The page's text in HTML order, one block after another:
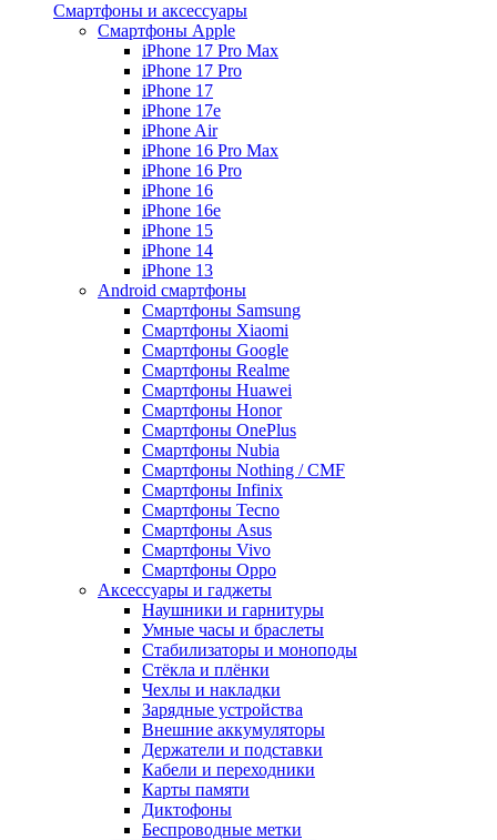
Смартфоны и аксессуары
Смартфоны Apple
iPhone 17 Pro Max
iPhone 17 Pro
iPhone 17
iPhone 17e
iPhone Air
iPhone 16 Pro Max
iPhone 16 Pro
iPhone 16
iPhone 16e
iPhone 15
iPhone 14
iPhone 13
Android cмартфоны
Смартфоны Samsung
Смартфоны Xiaomi
Смартфоны Google
Смартфоны Realme
Смартфоны Huawei
Смартфоны Honor
Смартфоны OnePlus
Смартфоны Nubia
Смартфоны Nothing / CMF
Смартфоны Infinix
Смартфоны Tecno
Смартфоны Asus
Смартфоны Vivo
Смартфоны Oppo
Аксессуары и гаджеты
Наушники и гарнитуры
Умные часы и браслеты
Стабилизаторы и моноподы
Стёкла и плёнки
Чехлы и накладки
Зарядные устройства
Внешние аккумуляторы
Держатели и подставки
Кабели и переходники
Карты памяти
Диктофоны
Беспроводные метки